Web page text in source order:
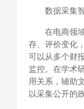
数据采集
在电商领
存、评价变化
可以从多个财
监控。在学术
用关系，辅助
以采集公开的